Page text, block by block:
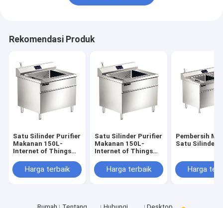
Rekomendasi Produk
Satu Silinder Purifier
Makanan 150L-
Internet of Things
Harga terbaik
Satu Silinder Purifier
Makanan 150L-
Internet of Things
Harga terbaik
Pembersih
Satu Silinder
Harga